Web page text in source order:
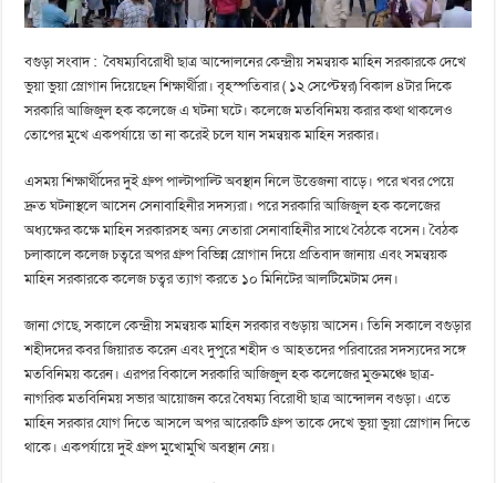
বগুড়া সংবাদ : বৈষম্যবিরোধী ছাত্র আন্দোলনের কেন্দ্রীয় সমন্বয়ক মাহিন সরকারকে দেখে
ভুয়া ভুয়া স্লোগান দিয়েছেন শিক্ষার্থীরা। বৃহস্পতিবার ( ১২ সেপ্টেম্বর) বিকাল ৪টার দিকে
সরকারি আজিজুল হক কলেজে এ ঘটনা ঘটে। কলেজে মতবিনিময় করার কথা থাকলেও
তোপের মুখে একপর্যায়ে তা না করেই চলে যান সমন্বয়ক মাহিন সরকার।
এসময় শিক্ষার্থীদের দুই গ্রুপ পাল্টাপাল্টি অবস্থান নিলে উত্তেজনা বাড়ে। পরে খবর পেয়ে
দ্রুত ঘটনাস্থলে আসেন সেনাবাহিনীর সদস্যরা। পরে সরকারি আজিজুল হক কলেজের
অধ্যক্ষের কক্ষে মাহিন সরকারসহ অন্য নেতারা সেনাবাহিনীর সাথে বৈঠকে বসেন। বৈঠক
চলাকালে কলেজ চত্বরে অপর গ্রুপ বিভিন্ন স্লোগান দিয়ে প্রতিবাদ জানায় এবং সমন্বয়ক
মাহিন সরকারকে কলেজ চত্বর ত্যাগ করতে ১০ মিনিটের আলটিমেটাম দেন।
জানা গেছে, সকালে কেন্দ্রীয় সমন্বয়ক মাহিন সরকার বগুড়ায় আসেন। তিনি সকালে বগুড়ার
শহীদদের কবর জিয়ারত করেন এবং দুপুরে শহীদ ও আহতদের পরিবারের সদস্যদের সঙ্গে
মতবিনিময় করেন। এরপর বিকালে সরকারি আজিজুল হক কলেজের মুক্তমঞ্চে ছাত্র-
নাগরিক মতবিনিময় সভার আয়োজন করে বৈষম্য বিরোধী ছাত্র আন্দোলন বগুড়া। এতে
মাহিন সরকার যোগ দিতে আসলে অপর আরেকটি গ্রুপ তাকে দেখে ভুয়া ভুয়া স্লোগান দিতে
থাকে। একপর্যায়ে দুই গ্রুপ মুখোমুখি অবস্থান নেয়।